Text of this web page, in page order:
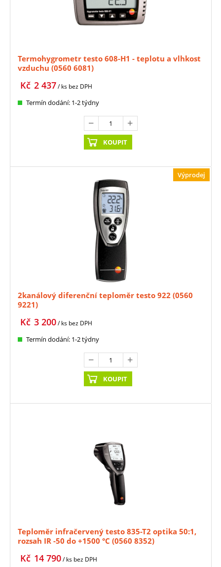
Termohygrometr testo 608-H1 - teplotu a vlhkost
vzduchu (0560 6081)
2 437
Kč / ks bez DPH
Termín dodání: 1-2 týdny
KOUPIT
Výprodej
2kanálový diferenční teploměr testo 922 (0560
9221)
3 200
Kč / ks bez DPH
Termín dodání: 1-2 týdny
KOUPIT
Teploměr infračervený testo 835-T2 optika 50:1,
rozsah IR -50 do +1500 °C (0560 8352)
14 790
Kč / ks bez DPH